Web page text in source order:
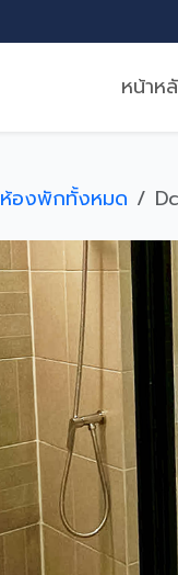
หน้าห
ห้องพักทั้งหมด